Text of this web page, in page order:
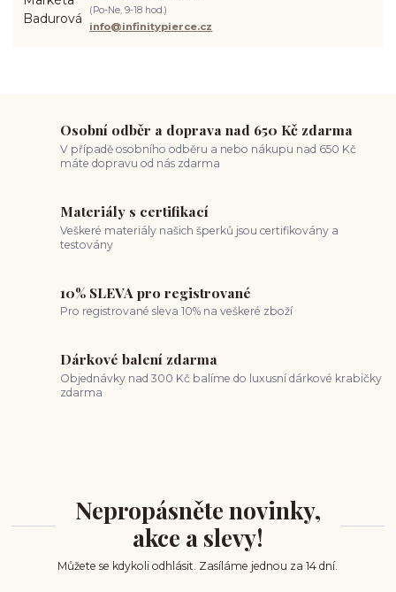
spravná velikost piercingu
jak pečovat o piercing
medusa piercing
(Po-Ne, 9-18 hod.)
info@infinitypierce.cz
Osobní odběr a doprava nad 650 Kč zdarma
V případě osobního odběru a nebo nákupu nad 650 Kč
máte dopravu od nás zdarma
Materiály s certifikací
Veškeré materiály našich šperků jsou certifikovány a
testovány
10% SLEVA pro registrované
Pro registrované sleva 10% na veškeré zboží
Dárkové balení zdarma
Objednávky nad 300 Kč balíme do luxusní dárkové krabičky
zdarma
Nepropásněte novinky,
akce a slevy!
Můžete se kdykoli odhlásit. Zasíláme jednou za 14 dní.